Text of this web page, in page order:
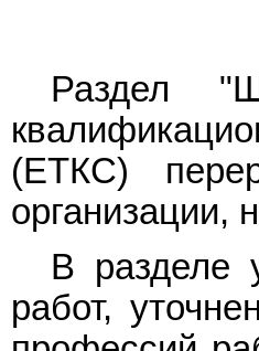
Раздел
(ЕТКС)
организации,
В разделе
работ,